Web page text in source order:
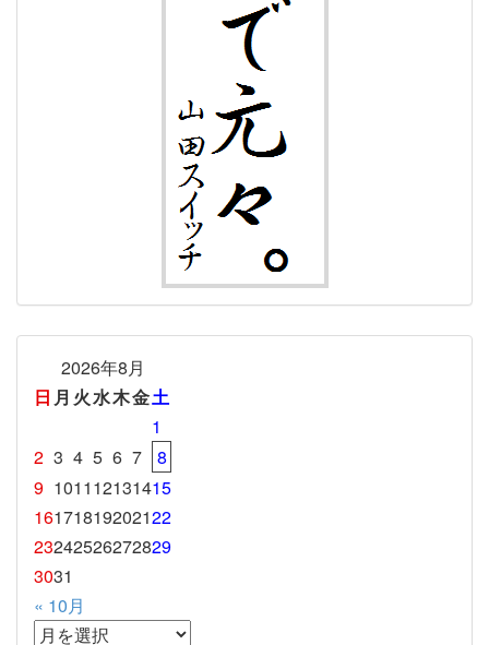
2026年8月
日 月 火水木金土
1
2 3 4 5 6 7
8
9 101112131415
16171819202122
23242526272829
3031
« 10月